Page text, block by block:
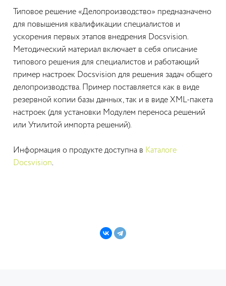
Типовое решение «Делопроизводство» предназначено
для повышения квалификации специалистов и
ускорения первых этапов внедрения Docsvision.
Методический материал включает в себя описание
типового решения для специалистов и работающий
пример настроек Docsvision для решения задач общего
делопроизводства. Пример поставляется как в виде
резервной копии базы данных, так и в виде XML-пакета
настроек (для установки Модулем переноса решений
или Утилитой импорта решений).
Информация о продукте доступна в Каталоге
Docsvision.